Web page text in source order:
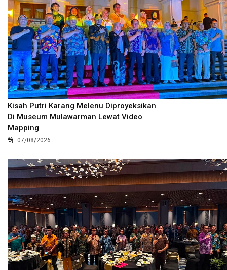
Kisah Putri Karang Melenu Diproyeksikan
Di Museum Mulawarman Lewat Video
Mapping
07/08/2026